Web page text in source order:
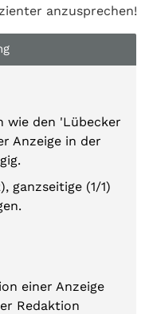
anzusprechen!
wie den 'Lübecker
Anzeige in der
ganzseitige (1/1)
einer Anzeige
Redaktion